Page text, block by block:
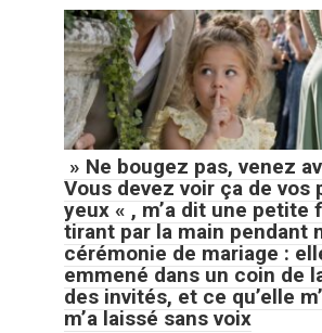
» Ne bougez pas, venez
Vous devez voir ça de vos
yeux « , m’a dit une petite
tirant par la main pendant
cérémonie de mariage :
emmené dans un coin de
des invités, et ce qu’elle
m’a laissé sans voix